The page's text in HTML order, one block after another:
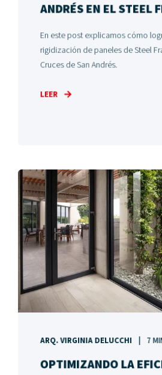
ANDRÉS EN EL STEEL
En este post explicamos cómo
rigidización de paneles de Steel
Cruces de San Andrés.
LEER
ARQ. VIRGINIA DELUCCHI 7
OPTIMIZANDO LA